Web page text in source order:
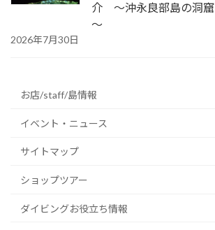
介 ～沖永良部島の洞窟
～
2026年7月30日
お店/staff/島情報
イベント・ニュース
サイトマップ
ショップツアー
ダイビングお役立ち情報